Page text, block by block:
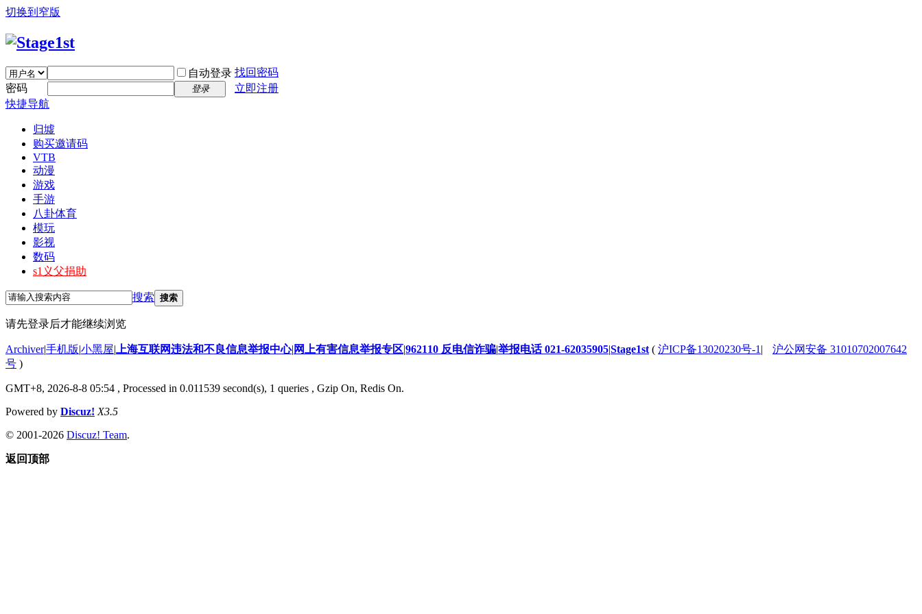
切换到窄版
自动登录 找回密码
密码
登录
立即注册
快捷导航
归墟
购买邀请码
VTB
动漫
游戏
手游
八卦体育
模玩
影视
数码
s1义父捐助
搜索 搜索
请先登录后才能继续浏览
Archiver|手机版|小黑屋| 上海互联网违法和不良信息举报中心| 网上有害信息举报专区|962110 反电信诈骗|举报电话 021-62035905|Stage1st ( 沪ICP备13020230号-1 |
沪公网安备 31010702007642
号 )
GMT+8, 2026-8-8 05:54 , Processed in 0.011539 second(s), 1 queries , Gzip On, Redis On.
Powered by Discuz! X3.5
© 2001-2026 Discuz! Team.
返回顶部